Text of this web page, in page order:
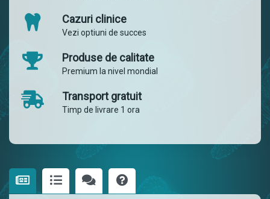
Cazuri clinice
Vezi optiuni de succes
Produse de calitate
Premium la nivel mondial
Transport gratuit
Timp de livrare 1 ora